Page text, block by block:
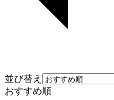
並び替え
おすすめ順